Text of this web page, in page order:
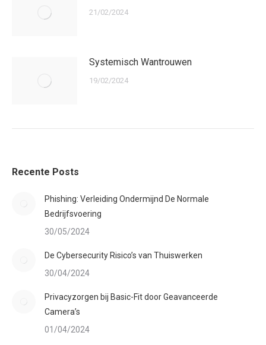
21/02/2024
Systemisch Wantrouwen
19/02/2024
Recente Posts
Phishing: Verleiding Ondermijnd De Normale
Bedrijfsvoering
30/05/2024
De Cybersecurity Risico’s van Thuiswerken
30/04/2024
Privacyzorgen bij Basic-Fit door Geavanceerde
Camera’s
01/04/2024